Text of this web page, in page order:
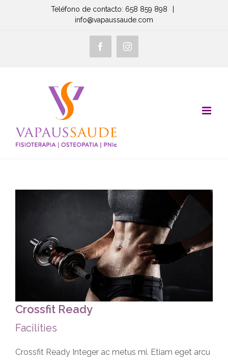
Teléfono de contacto: 658 859 898
info@vapaussaude.com
FacebookInstagram
Crossfit Ready
Facilities
Crossfit Ready Integer ac metus mi. Etiam eget arcu